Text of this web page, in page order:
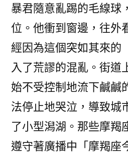
暴君隨意亂踢的毛線球
位。他衝到窗邊，往外
經因為這個突如其來的
入了荒謬的混亂。街道
始不受控制地流下鹹鹹
法停止地哭泣，導致城
了小型潟湖。那些摩羯
遵守著廣播中「摩羯座